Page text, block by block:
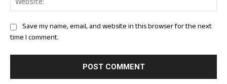
Save my name, email, and website in this browser for the next
time I comment.